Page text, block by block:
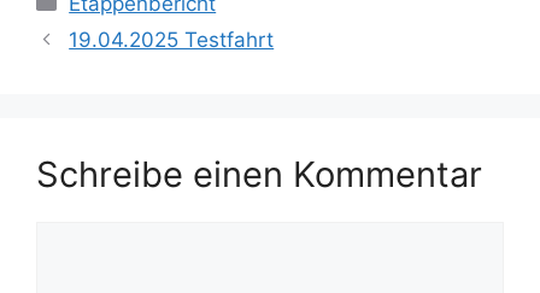
19.04.2025 Testfahrt
Schreibe einen Kommentar